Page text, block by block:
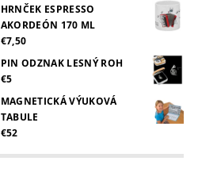
HRNČEK ESPRESSO
AKORDEÓN 170 ML
€7,50
PIN ODZNAK LESNÝ ROH
€5
MAGNETICKÁ VÝUKOVÁ
TABULE
€52